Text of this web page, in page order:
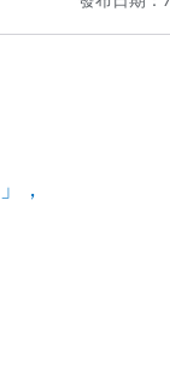
」 ，